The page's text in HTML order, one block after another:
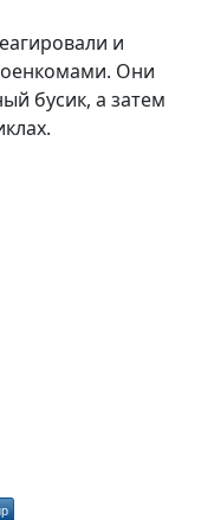
и
Они
бусик, а затем